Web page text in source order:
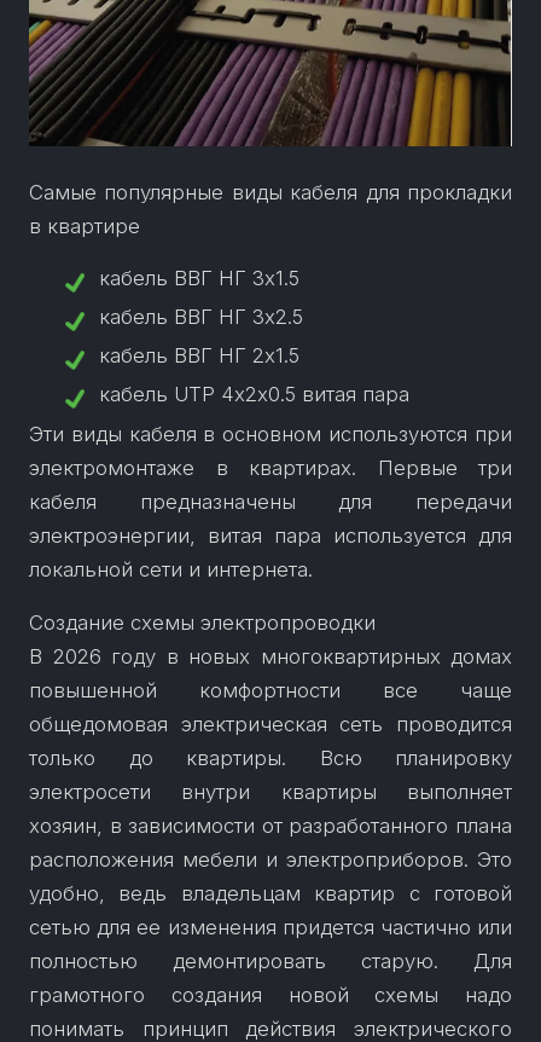
Самые популярные виды кабеля для прокладки
в квартире
кабель ВВГ НГ 3х1.5
кабель ВВГ НГ 3х2.5
кабель ВВГ НГ 2х1.5
кабель UTP 4х2х0.5 витая пара
Эти виды кабеля в основном используются при
электромонтаже в квартирах. Первые три
кабеля предназначены для передачи
электроэнергии, витая пара используется для
локальной сети и интернета.
Создание схемы электропроводки
В 2026 году в новых многоквартирных домах
повышенной комфортности все чаще
общедомовая электрическая сеть проводится
только до квартиры. Всю планировку
электросети внутри квартиры выполняет
хозяин, в зависимости от разработанного плана
расположения мебели и электроприборов. Это
удобно, ведь владельцам квартир с готовой
сетью для ее изменения придется частично или
полностью демонтировать старую. Для
грамотного создания новой схемы надо
понимать принцип действия электрического